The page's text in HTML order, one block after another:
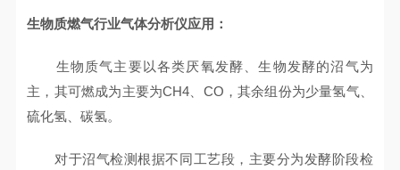
生物质燃气行业气体分析仪应用：
生物质气主要以各类厌氧发酵、生物发酵的沼气为
主，其可燃成为主要为CH4、CO，其余组份为少量氢气、
硫化氢、碳氢。
对于沼气检测根据不同工艺段，主要分为发酵阶段检